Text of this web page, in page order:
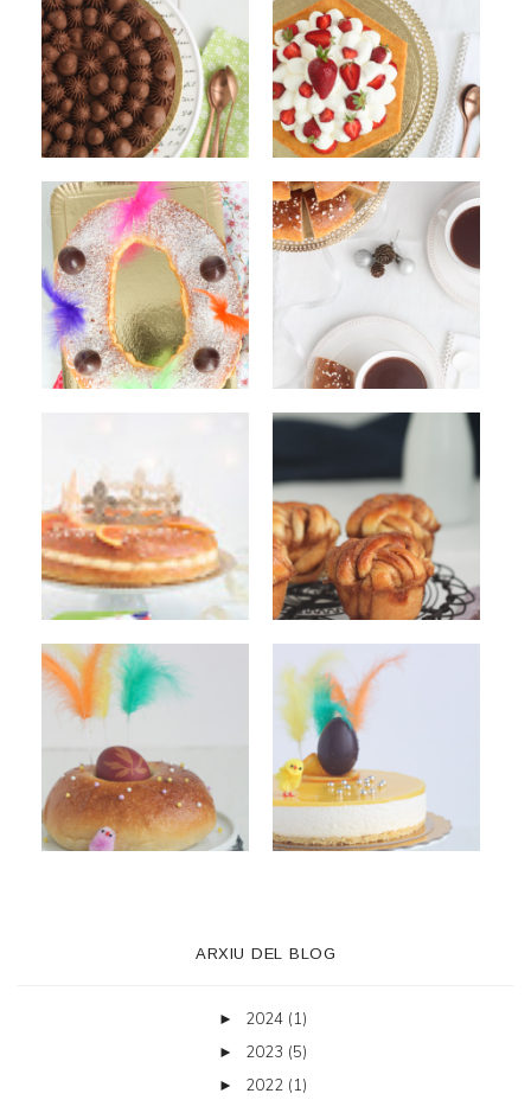
ARXIU DEL BLOG
► 2024 (1)
► 2023 (5)
► 2022 (1)